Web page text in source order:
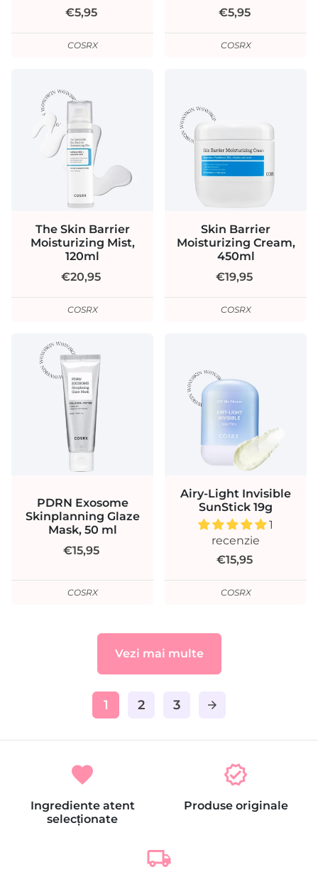
€5,95
COSRX
€5,95
COSRX
The Skin Barrier
Moisturizing Mist,
120ml
€20,95
COSRX
Skin Barrier
Moisturizing Cream,
450ml
€19,95
COSRX
PDRN Exosome
Skinplanning Glaze
Mask, 50 ml
€15,95
COSRX
Airy-Light Invisible
SunStick 19g
1
recenzie
€15,95
COSRX
Vezi mai multe
1 2 3 arrow_forward
favorite
Ingrediente atent
selecționate
verified
Produse originale
local_shipping